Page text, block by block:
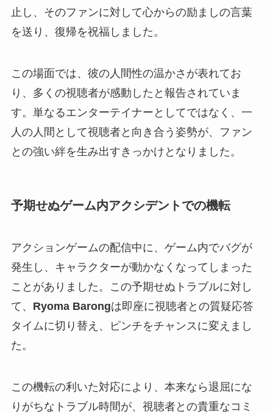
止し、そのファンに対して心からの励ましの言葉
を送り、復帰を祝福しました。
この場面では、彼の人間性の温かさが表れてお
り、多くの視聴者が感動したと報告されていま
す。単なるエンターテイナーとしてではなく、一
人の人間として視聴者と向き合う姿勢が、ファン
との強い絆を生み出すきっかけとなりました。
予期せぬゲーム内アクシデントでの機転
アクションゲームの配信中に、ゲーム内でバグが
発生し、キャラクターが動かなくなってしまった
ことがありました。この予期せぬトラブルに対し
て、 Ryoma Barongは即座に視聴者との質疑応答
タイムに切り替え、ピンチをチャンスに変えまし
た。
この機転の利いた対応により、本来なら退屈にな
りがちなトラブル時間が、視聴者との貴重なコミ